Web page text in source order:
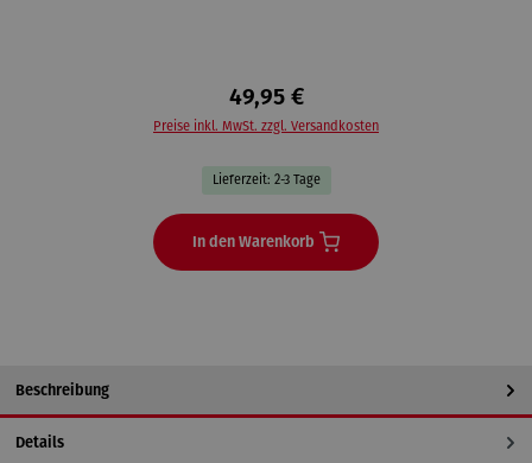
49,95 €
Preise inkl. MwSt. zzgl. Versandkosten
Lieferzeit: 2-3 Tage
In den Warenkorb
Beschreibung
Details